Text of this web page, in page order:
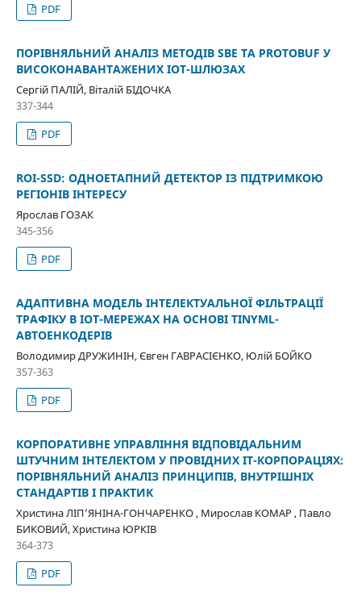
PDF
ПОРІВНЯЛЬНИЙ АНАЛІЗ МЕТОДІВ SBE ТА PROTOBUF У
ВИСОКОНАВАНТАЖЕНИХ IOT-ШЛЮЗАХ
Сергій ПАЛІЙ, Віталій БІДОЧКА
337-344
PDF
ROI-SSD: ОДНОЕТАПНИЙ ДЕТЕКТОР ІЗ ПІДТРИМКОЮ
РЕГІОНІВ ІНТЕРЕСУ
Ярослав ГОЗАК
345-356
PDF
АДАПТИВНА МОДЕЛЬ ІНТЕЛЕКТУАЛЬНОЇ ФІЛЬТРАЦІЇ
ТРАФІКУ В IOT-МЕРЕЖАХ НА ОСНОВІ TINYML-
АВТОЕНКОДЕРІВ
Володимир ДРУЖИНІН, Євген ГАВРАСІЄНКО, Юлій БОЙКО
357-363
PDF
КОРПОРАТИВНЕ УПРАВЛІННЯ ВІДПОВІДАЛЬНИМ
ШТУЧНИМ ІНТЕЛЕКТОМ У ПРОВІДНИХ ІТ-КОРПОРАЦІЯХ:
ПОРІВНЯЛЬНИЙ АНАЛІЗ ПРИНЦИПІВ, ВНУТРІШНІХ
СТАНДАРТІВ І ПРАКТИК
Христина ЛІП’ЯНІНА-ГОНЧАРЕНКО , Мирослав КОМАР , Павло
БИКОВИЙ, Христина ЮРКІВ
364-373
PDF